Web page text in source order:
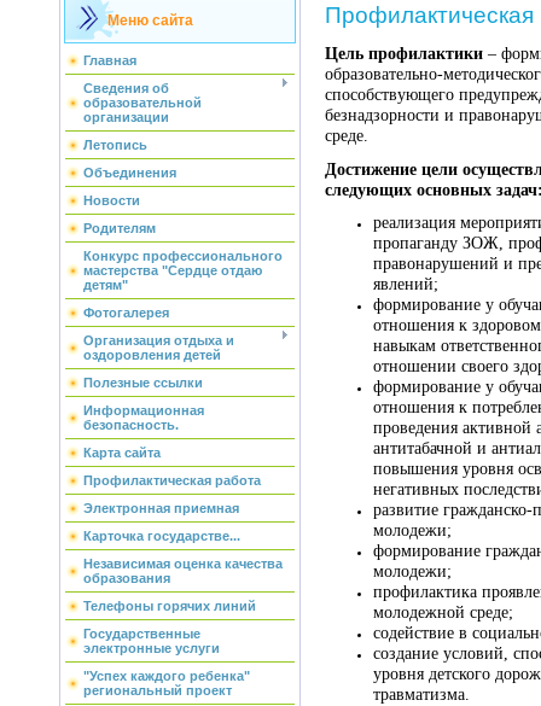
Меню сайта
Главная
Сведения об
образовательной
организации
Летопись
Объединения
Новости
Родителям
Конкурс профессионального
мастерства "Сердце отдаю
детям"
Фотогалерея
Организация отдыха и
оздоровления детей
Полезные ссылки
Информационная
безопасность.
Карта сайта
Профилактическая работа
Электронная приемная
Карточка государстве...
Независимая оценка качества
образования
Телефоны горячих линий
Государственные
электронные услуги
"Успех каждого ребенка"
региональный проект
Профилактическая
Цель профилактики –
образовательно-
способствующего
безнадзорности и
среде.
Достижение цели
следующих основных
реализация
пропаганду ЗОЖ,
правонарушений и
явлений;
формирование у
отношения к
навыкам
отношении своего
формирование у
отношения к
проведения активной
антитабачной и
повышения уровня
негативных
развитие гражданско-
молодежи;
формирование
молодежи;
профилактика
молодежной среде;
содействие в
создание условий,
уровня детского
травматизма.